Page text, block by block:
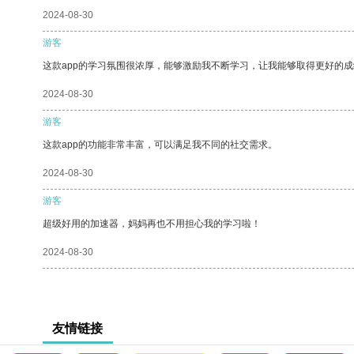
2024-08-30
游客
这款app的学习氛围很浓厚，能够激励我不断学习，让我能够取得更好的
2024-08-30
游客
这款app的功能非常丰富，可以满足我不同的社交需求。
2024-08-30
游客
超级好用的加速器，妈妈再也不用担心我的学习啦！
2024-08-30
友情链接